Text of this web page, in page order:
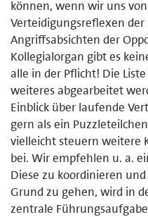
können, wenn wir uns
Verteidigungsreflexen der
Angriffsabsichten der
Kollegialorgan gibt es
alle in der Pflicht! Die
weiteres abgearbeitet
Einblick über laufende
gern als ein
vielleicht steuern weitere
bei. Wir empfehlen u. a.
Diese zu koordinieren
Grund zu gehen, wird in
zentrale